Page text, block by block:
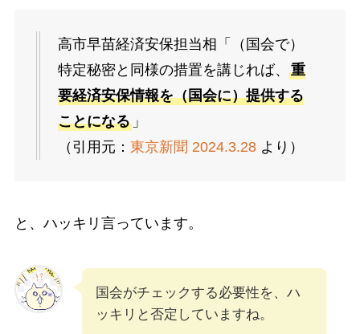
高市早苗経済安保担当相「（国会で）
特定秘密と同様の措置を講じれば、 重
要経済安保情報を（国会に）提供する
ことになる」
（引用元： 東京新聞 2024.3.28より）
と、ハッキリ言っています。
国会がチェックする必要性を、ハ
ッキリと否定していますね。